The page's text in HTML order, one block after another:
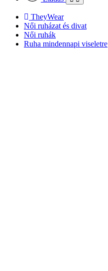
TheyWear
Női ruházat és divat
Női ruhák
Ruha mindennapi viseletre